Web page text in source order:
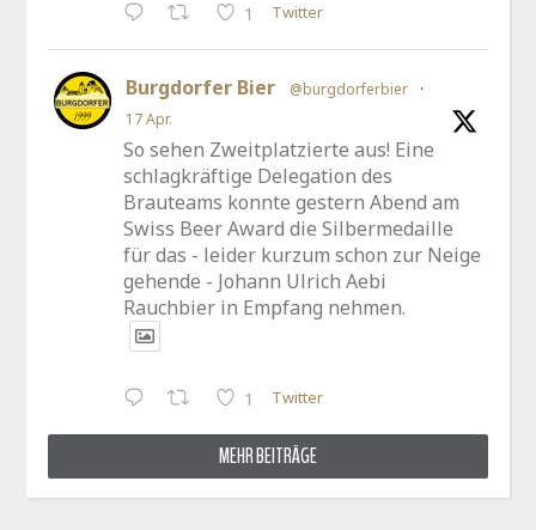
1 Twitter
Burgdorfer Bier @burgdorferbier
·
17 Apr.
So sehen Zweitplatzierte aus! Eine
schlagkräftige Delegation des
Brauteams konnte gestern Abend am
Swiss Beer Award die Silbermedaille
für das - leider kurzum schon zur Neige
gehende - Johann Ulrich Aebi
Rauchbier in Empfang nehmen.
1 Twitter
MEHR BEITRÄGE